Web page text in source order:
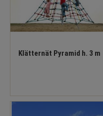
Klätternät Pyramid h. 3 m